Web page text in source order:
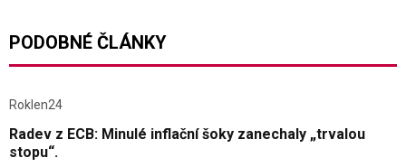
PODOBNÉ ČLÁNKY
Roklen24
Radev z ECB: Minulé inflační šoky zanechaly „trvalou
stopu“.